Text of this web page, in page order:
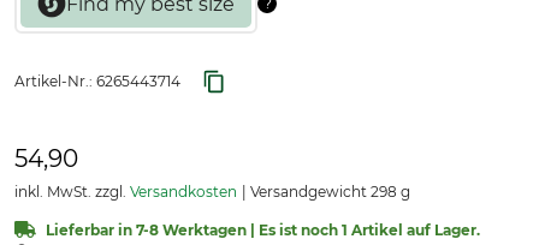
Artikel-Nr.: 6265443714
54,90
inkl. MwSt. zzgl. Versandkosten Versandgewicht 298 g
Lieferbar in 7-8 Werktagen | Es ist noch 1 Artikel auf Lager.